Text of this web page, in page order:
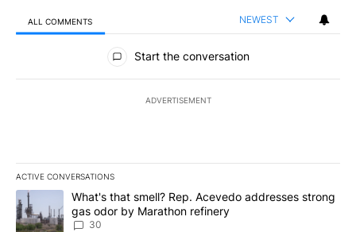
ALL COMMENTS NEWEST
All Comments
Start the conversation
ADVERTISEMENT
ACTIVE CONVERSATIONS
The following is a list of the most commented articles in the last
A trending article titled "What's that smell? Rep. Acevedo
What's that smell? Rep. Acevedo addresses strong
gas odor by Marathon refinery
30